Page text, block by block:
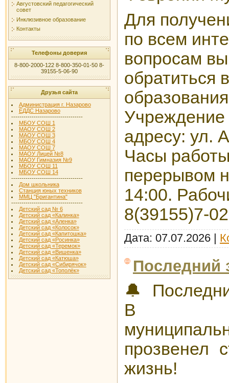
Августовский педагогический
совет
Инклюзивное образование
Контакты
Телефоны доверия
8-800-2000-122 8-800-350-01-50 8-
39155-5-06-90
Друзья сайта
Администрация г. Назарово
ЕДДС Назарово
-----------------------------------
МБОУ СОШ 1
МАОУ СОШ 2
МАОУ СОШ 3
МБОУ СОШ 4
МАОУ СОШ 7
МАОУ Лицей №8
МАОУ Гимназия №9
МБОУ СОШ 11
МБОУ СОШ 14
-----------------------------------
Дом школьника
Станция юных техников
ММЦ "Бригантина"
-----------------------------------
Детский сад № 6
Детский сад «Калинка»
Детский сад «Аленка»
Детский сад «Колосок»
Детский сад «Капитошка»
Детский сад «Росинка»
Детский сад «Теремок»
Детский сад «Вишенка»
Детский сад «Катюша»
Детский сад «Сибирячок»
Детский сад «Тополёк»
Для
по всем
вопросам
обратиться
Учреждение
адресу: ул.
Часы
перерывом
14:00.
8(39155)7-
Дата: 07.07.2026
Последний
🔔
В
прозвенел
жизнь!